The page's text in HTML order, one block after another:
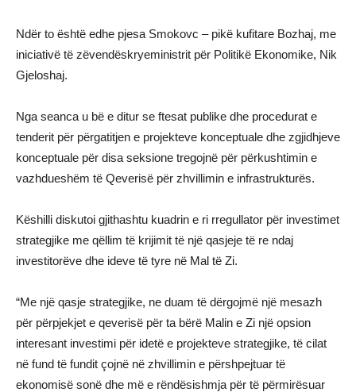
Ndër to është edhe pjesa Smokovc – pikë kufitare Bozhaj, me
iniciativë të zëvendëskryeministrit për Politikë Ekonomike, Nik
Gjeloshaj.
Nga seanca u bë e ditur se ftesat publike dhe procedurat e
tenderit për përgatitjen e projekteve konceptuale dhe zgjidhjeve
konceptuale për disa seksione tregojnë për përkushtimin e
vazhdueshëm të Qeverisë për zhvillimin e infrastrukturës.
Këshilli diskutoi gjithashtu kuadrin e ri rregullator për investimet
strategjike me qëllim të krijimit të një qasjeje të re ndaj
investitorëve dhe ideve të tyre në Mal të Zi.
“Me një qasje strategjike, ne duam të dërgojmë një mesazh
për përpjekjet e qeverisë për ta bërë Malin e Zi një opsion
interesant investimi për idetë e projekteve strategjike, të cilat
në fund të fundit çojnë në zhvillimin e përshpejtuar të
ekonomisë sonë dhe më e rëndësishmja për të përmirësuar